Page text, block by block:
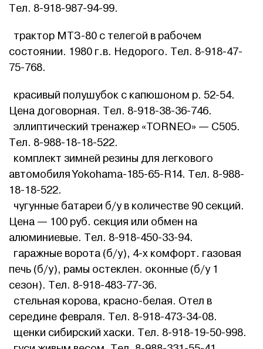
Тел. 8-918-987-94-99.
трактор МТЗ-80 с телегой в рабочем
состоянии. 1980 г.в. Недорого. Тел. 8-918-47-
75-768.
красивый полушубок с капюшоном р. 52-54.
Цена договорная. Тел. 8-918-38-36-746.
эллиптический тренажер «TORNEO» — С505.
Тел. 8-988-18-18-522.
комплект зимней резины для легкового
автомобиля Yokohama-185-65-R14. Тел. 8-988-
18-18-522.
чугунные батареи б/у в количестве 90 секций.
Цена — 100 руб. секция или обмен на
алюминиевые. Тел. 8-918-450-33-94.
гаражные ворота (б/у), 4-х комфорт. газовая
печь (б/у), рамы остеклен. оконные (б/у 1
сезон). Тел. 8-918-483-77-36.
стельная корова, красно-белая. Отел в
середине февраля. Тел. 8-918-473-34-08.
щенки сибирский хаски. Тел. 8-918-19-50-998.